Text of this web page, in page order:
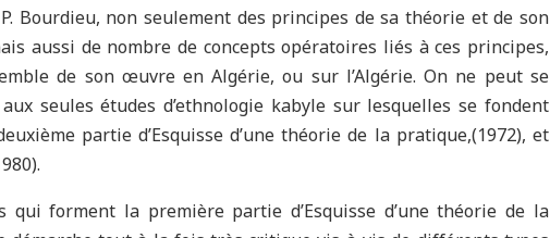
Bourdieu, non seulement des principes de sa théorie et de son
aussi de nombre de concepts opératoires liés à ces principes,
de son œuvre en Algérie, ou sur l’Algérie. On ne peut se
seules études d’ethnologie kabyle sur lesquelles se fondent
partie d’Esquisse d’une théorie de la pratique,(1972), et
qui forment la première partie d’Esquisse d’une théorie de la